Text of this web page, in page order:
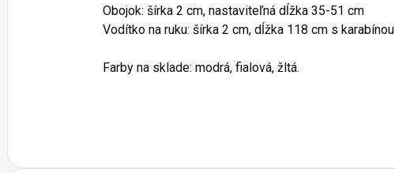
Obojok: šírka 2 cm, nastaviteľná dĺžka 35-51 cm
Vodítko na ruku: šírka 2 cm, dĺžka 118 cm s karabínou
Farby na sklade: modrá, fialová, žltá.